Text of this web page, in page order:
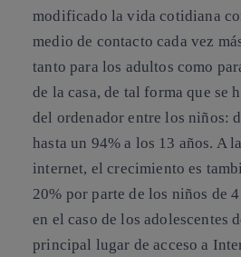
modificado la vida cotidiana
medio de contacto cada vez
tanto para los adultos como
de la casa, de tal forma que se
del ordenador entre los niños:
hasta un 94% a los 13 años. A
internet, el crecimiento es
20% por parte de los niños de
en el caso de los adolescentes
principal lugar de acceso a